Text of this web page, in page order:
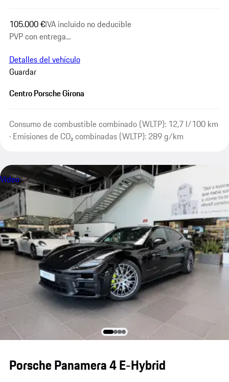
105.000 €IVA incluido no deducible
PVP con entrega...
Detalles del vehículo
Guardar
Centro Porsche Girona
Consumo de combustible combinado (WLTP): 12,7 l/100 km
· Emisiones de CO₂ combinadas (WLTP): 289 g/km
Vídeo
Porsche Panamera 4 E-Hybrid